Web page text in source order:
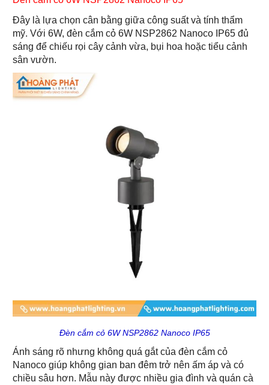
Đây là lựa chọn cân bằng giữa công suất và tính thẩm
mỹ. Với 6W, đèn cắm cỏ 6W NSP2862 Nanoco IP65 đủ
sáng để chiếu rọi cây cảnh vừa, bụi hoa hoặc tiểu cảnh
sân vườn.
Đèn cắm cỏ 6W NSP2862 Nanoco IP65
Ánh sáng rõ nhưng không quá gắt của đèn cắm cỏ
Nanoco giúp không gian ban đêm trở nên ấm áp và có
chiều sâu hơn. Mẫu này được nhiều gia đình và quán cà